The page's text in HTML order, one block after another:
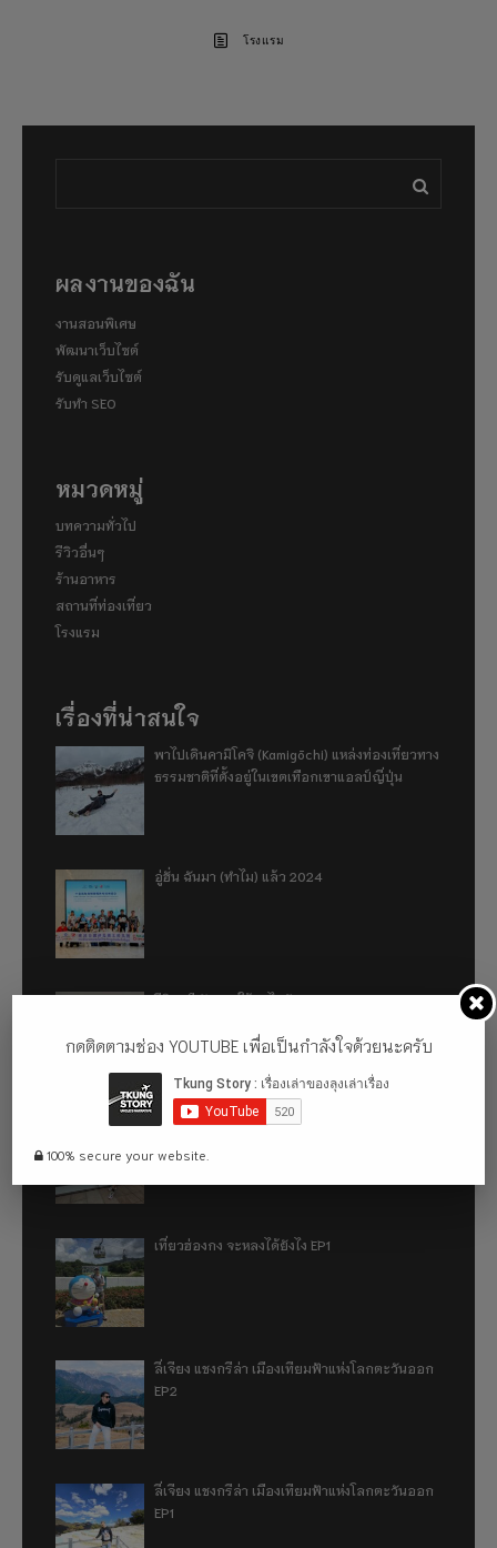
โรงแรม
ผลงานของฉัน
งานสอนพิเศษ
พัฒนาเว็บไซต์
รับดูแลเว็บไซต์
รับทำ SEO
หมวดหมู่
บทความทั่วไป
รีวิวอื่นๆ
ร้านอาหาร
สถานที่ท่องเที่ยว
โรงแรม
เรื่องที่น่าสนใจ
พาไปเดินคามิโคจิ (Kamigōchi) แหล่งท่องเที่ยวทาง
ธรรมชาติที่ตั้งอยู่ในเขตเทือกเขาแอลป์ญี่ปุ่น
อู่ฮั่น ฉันมา (ทำไม) แล้ว 2024
รีวิว 1 ปีกับการใช้รถไฟฟ้า ora good cat ultra
เที่ยวฮ่องกง จะหลงได้ยังไง EP2
เที่ยวฮ่องกง จะหลงได้ยังไง EP1
ลี่เจียง แชงกรีล่า เมืองเทียมฟ้าแห่งโลกตะวันออก
EP2
ลี่เจียง แชงกรีล่า เมืองเทียมฟ้าแห่งโลกตะวันออก
EP1
กดติดตามช่อง YOUTUBE เพื่อเป็นกำลังใจด้วยนะครับ
100% secure your website.